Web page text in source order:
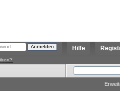
Hilfe